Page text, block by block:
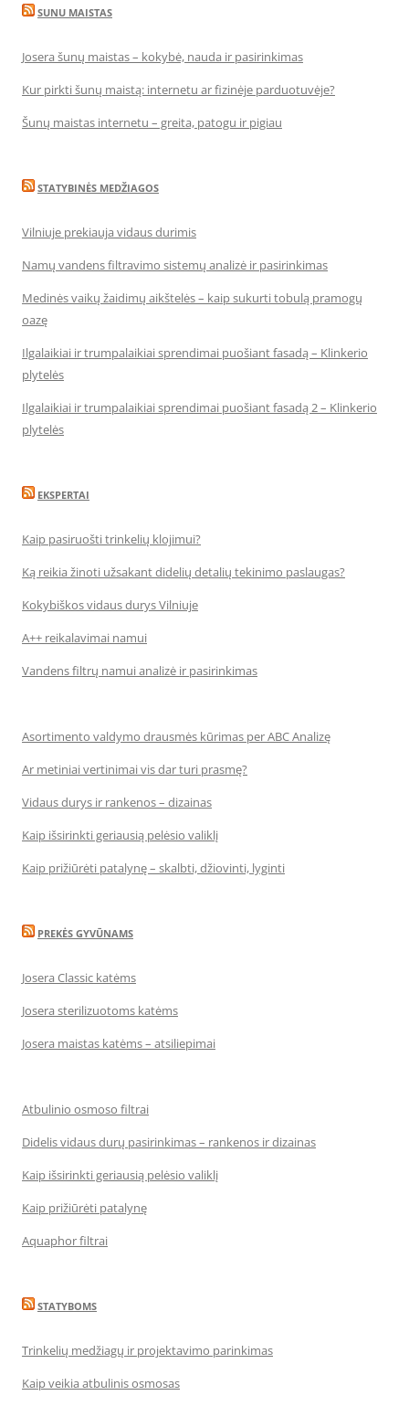
SUNU MAISTAS
Josera šunų maistas – kokybė, nauda ir pasirinkimas
Kur pirkti šunų maistą: internetu ar fizinėje parduotuvėje?
Šunų maistas internetu – greita, patogu ir pigiau
STATYBINĖS MEDŽIAGOS
Vilniuje prekiauja vidaus durimis
Namų vandens filtravimo sistemų analizė ir pasirinkimas
Medinės vaikų žaidimų aikštelės – kaip sukurti tobulą pramogų
oazę
Ilgalaikiai ir trumpalaikiai sprendimai puošiant fasadą – Klinkerio
plytelės
Ilgalaikiai ir trumpalaikiai sprendimai puošiant fasadą 2 – Klinkerio
plytelės
EKSPERTAI
Kaip pasiruošti trinkelių klojimui?
Ką reikia žinoti užsakant didelių detalių tekinimo paslaugas?
Kokybiškos vidaus durys Vilniuje
A++ reikalavimai namui
Vandens filtrų namui analizė ir pasirinkimas
Asortimento valdymo drausmės kūrimas per ABC Analizę
Ar metiniai vertinimai vis dar turi prasmę?
Vidaus durys ir rankenos – dizainas
Kaip išsirinkti geriausią pelėsio valiklį
Kaip prižiūrėti patalynę – skalbti, džiovinti, lyginti
PREKĖS GYVŪNAMS
Josera Classic katėms
Josera sterilizuotoms katėms
Josera maistas katėms – atsiliepimai
Atbulinio osmoso filtrai
Didelis vidaus durų pasirinkimas – rankenos ir dizainas
Kaip išsirinkti geriausią pelėsio valiklį
Kaip prižiūrėti patalynę
Aquaphor filtrai
STATYBOMS
Trinkelių medžiagų ir projektavimo parinkimas
Kaip veikia atbulinis osmosas